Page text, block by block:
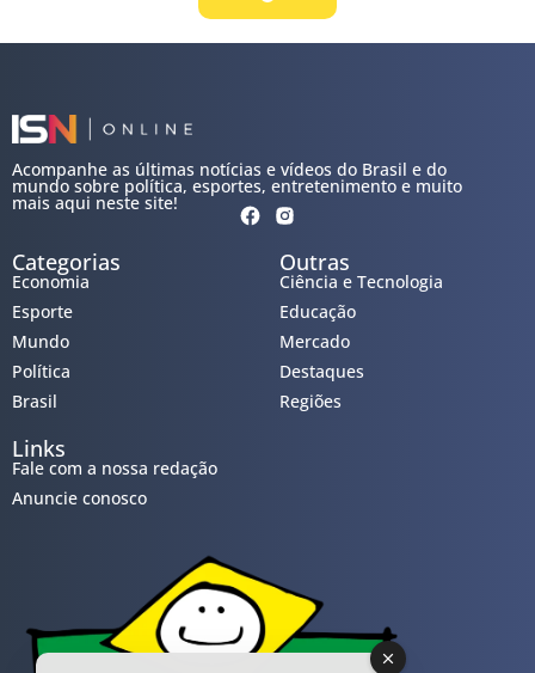
Acompanhe as últimas notícias e vídeos do Brasil e do
mundo sobre política, esportes, entretenimento e muito
mais aqui neste site!
Categorias
Economia
Esporte
Mundo
Política
Brasil
Outras
Ciência e Tecnologia
Educação
Mercado
Destaques
Regiões
Links
Fale com a nossa redação
Anuncie conosco